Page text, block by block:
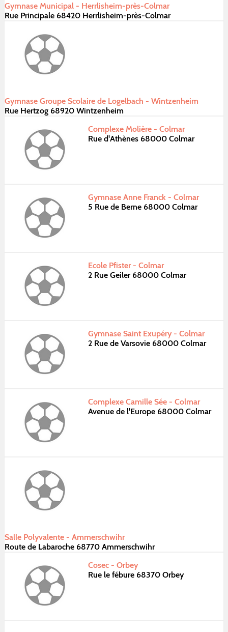
Gymnase Municipal - Herrlisheim-près-Colmar
Rue Principale 68420 Herrlisheim-près-Colmar
Gymnase Groupe Scolaire de Logelbach - Wintzenheim
Rue Hertzog 68920 Wintzenheim
Complexe Molière - Colmar
Rue d'Athènes 68000 Colmar
Gymnase Anne Franck - Colmar
5 Rue de Berne 68000 Colmar
Ecole Pfister - Colmar
2 Rue Geiler 68000 Colmar
Gymnase Saint Exupéry - Colmar
2 Rue de Varsovie 68000 Colmar
Complexe Camille Sée - Colmar
Avenue de l'Europe 68000 Colmar
Salle Polyvalente - Ammerschwihr
Route de Labaroche 68770 Ammerschwihr
Cosec - Orbey
Rue le fébure 68370 Orbey